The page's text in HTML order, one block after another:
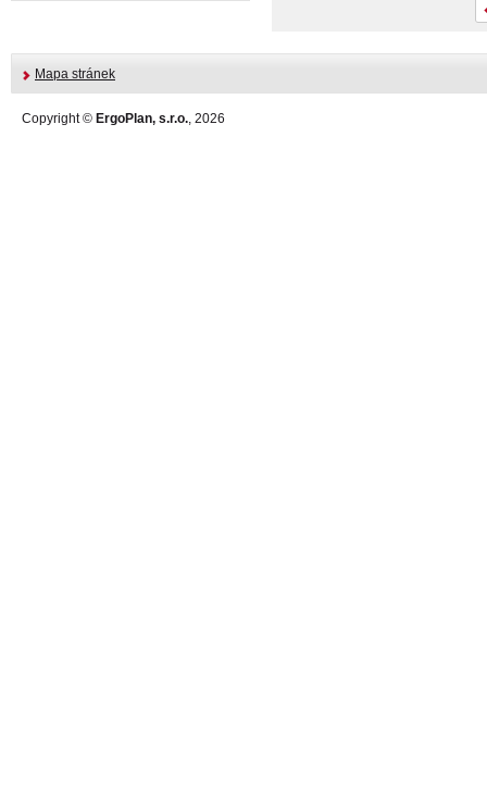
Mapa stránek
Copyright © ErgoPlan, s.r.o., 2026